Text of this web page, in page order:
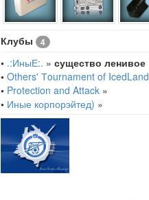
Клубы 4
• .:ИныЕ:. » существо ленивое
• Others' Тournament of IcedLand
• Protection and Attack »
• Иные корпорэйтед) »